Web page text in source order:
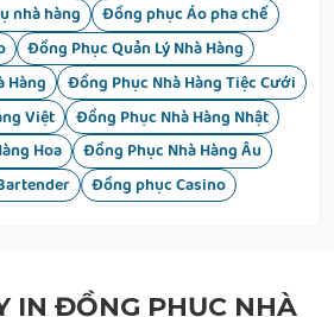
nhà hàng
Đồng phục Áo pha chế
Đồng Phục Quản Lý Nhà Hàng
Hàng
Đồng Phục Nhà Hàng Tiệc Cưới
Việt
Đồng Phục Nhà Hàng Nhật
Hoa
Đồng Phục Nhà Hàng Âu
Đồng phục Casino
IN ĐỒNG PHỤC NHÀ